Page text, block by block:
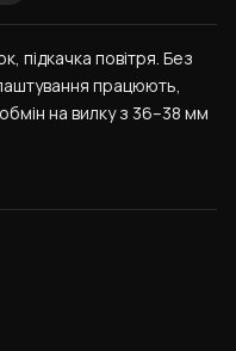
підкачка повітря. Без
працюють,
на вилку з 36–38 мм